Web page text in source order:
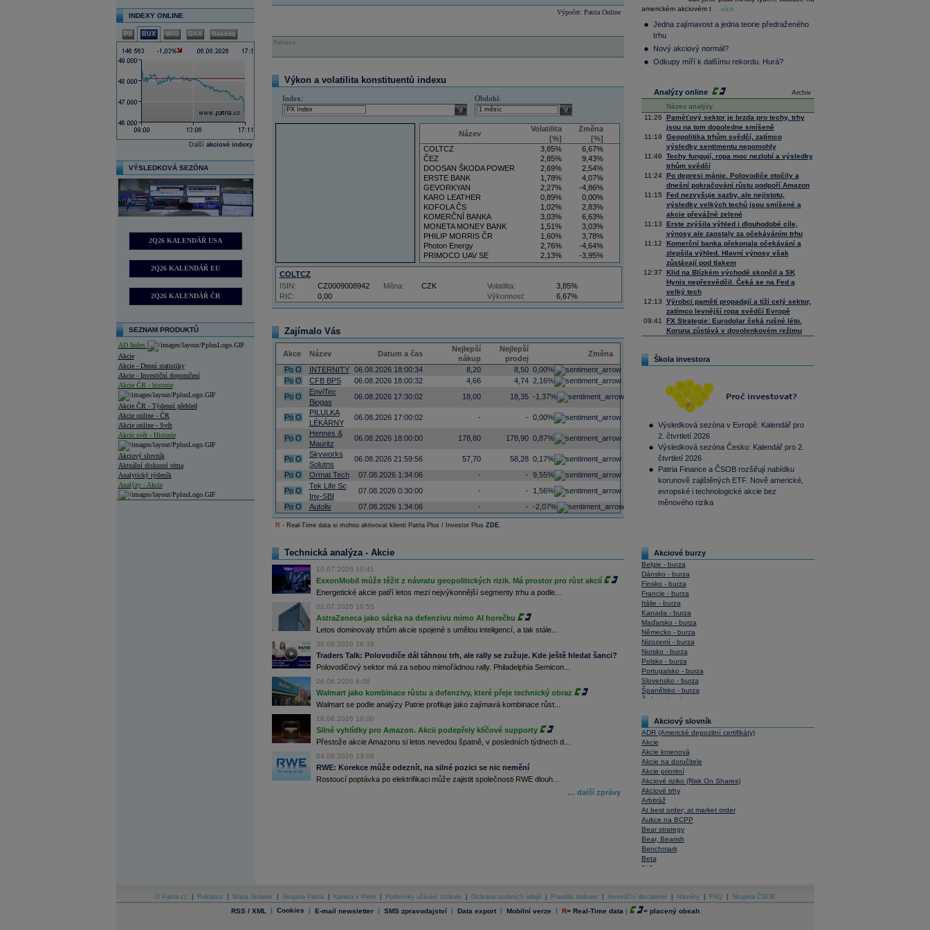
INDEXY ONLINE
PX BUX WIG DAX Nasdaq
Další akciové indexy
VÝSLEDKOVÁ SEZÓNA
2Q26 KALENDÁŘ USA
2Q26 KALENDÁŘ EU
2Q26 KALENDÁŘ ČR
SEZNAM PRODUKTŮ
AD Index
Akcie
Akcie - Denní statistiky
Akcie - Investiční doporučení
Akcie ČR - historie
Akcie ČR - Týdenní přehled
Akcie online - ČR
Akcie online - Svět
Akcie svět - Historie
Akciový slovník
Aktuální diskusní téma
Analytický týdeník
Analýzy - Akcie
Databanka - Ceny
Výpočet: Patria Online
Reklama
Výkon a volatilita konstituentů indexu
Index:
select
Období:
select
Název
Volatilita
[%]
Změna
[%]
COLTCZ
3,85%
6,67%
ČEZ
2,85%
9,43%
DOOSAN ŠKODA POWER
2,69%
2,54%
ERSTE BANK
1,78%
4,07%
GEVORKYAN
2,27%
-4,86%
KARO LEATHER
0,89%
0,00%
KOFOLA ČS
1,02%
2,83%
KOMERČNÍ BANKA
3,03%
6,63%
MONETA MONEY BANK
1,51%
3,03%
PHILIP MORRIS ČR
1,60%
3,78%
Photon Energy
2,76%
-4,64%
PRIMOCO UAV SE
2,13%
-3,95%
VIG
3,50%
5,88%
COLTCZ
RIC: 0,00
ISIN: CZ0009008942 Měna: CZK Volatilita:
3,85%
Výkonnost:
6,67%
Zajímalo Vás
Akce Název Datum a čas
Nejlepší
nákup
Nejlepší
prodej
Změna
Po O INTERNITY 06.08.2026 18:00:34 8,20 8,50 0,00%
Po O CFB BPS 06.08.2026 18:00:32 4,66 4,74 2,16%
Po O
EnviTec
Biogas
06.08.2026 17:30:02 18,00 18,35 -1,37%
Po O
PILULKA
LÉKÁRNY
06.08.2026 17:00:02 - - 0,00%
Po O
Hennes &
Mauritz
06.08.2026 18:00:00 178,80 178,90 0,87%
Po O
Skyworks
Solutns
06.08.2026 21:59:56 57,70 58,28 0,17%
Po O Ormat Tech 07.08.2026 1:34:06 - - 9,55%
Po O
Tek Life Sc
Inv-SBI
07.08.2026 0:30:00 - -
1,56%
Po O Autoliv 07.08.2026 1:34:06 - - -2,07%
R - Real-Time data si mohou aktivovat klienti Patria Plus / Investor Plus ZDE.
Technická analýza - Akcie
10.07.2026 10:41
ExxonMobil může těžit z návratu geopolitických rizik. Má prostor pro růst akcií
Energetické akcie patří letos mezi nejvýkonnější segmenty trhu a podle...
02.07.2026 10:55
AstraZeneca jako sázka na defenzivu mimo AI horečku
Letos dominovaly trhům akcie spojené s umělou inteligencí, a tak stále...
30.06.2026 16:39
Traders Talk: Polovodiče dál táhnou trh, ale rally se zužuje. Kde ještě hledat šanci?
Polovodičový sektor má za sebou mimořádnou rally. Philadelphia Semicon...
26.06.2026 6:06
Walmart jako kombinace růstu a defenzivy, které přeje technický obraz
Walmart se podle analýzy Patrie profiluje jako zajímavá kombinace růst...
18.06.2026 10:00
Silné vyhlídky pro Amazon. Akcii podepřely klíčové supporty
Přestože akcie Amazonu si letos nevedou špatně, v posledních týdnech d...
04.06.2026 13:06
RWE: Korekce může odeznít, na silné pozici se nic nemění
Rostoucí poptávka po elektrifikaci může zajistit společnosti RWE dlouh...
… další zprávy
Composite
36 128,57 -0,05
Tecdax
Performance
index
4 000,99
americkém akciovém t
...více
Jedna zajímavost a jedna teorie předraženého
trhu
Nový akciový normál?
Odkupy míří k dalšímu rekordu. Hurá?
Archiv
Analýzy online
Název analýzy
11:26
Paměťový sektor je brzda pro techy, trhy
jsou na tom dopoledne smíšeně
11:19
Geopolitika trhům svědčí, zatímco
výsledky sentimentu nepomohly
11:46
Techy fungují, ropa moc nezlobí a výsledky
trhům svědčí
11:24
Po depresi mánie. Polovodiče otočily a
dnešní pokračování růstu podpoří Amazon
11:15
Fed nezvyšuje sazby, ale nejistotu,
výsledky velkých techů jsou smíšené a
akcie převážně zelené
11:13
Erste zvýšila výhled i dlouhodobé cíle,
výnosy ale zaostaly za očekáváním trhu
11:12
Komerční banka překonala očekávání a
zlepšila výhled. Hlavní výnosy však
zůstávají pod tlakem
12:37
Klid na Blízkém východě skončil a SK
Hynix nepřesvědčil. Čeká se na Fed a
velký tech
12:13
Výrobci pamětí propadají a tíží celý sektor,
zatímco levnější ropa svědčí Evropě
09:41
FX Strategie: Eurodolar čeká rušné léto.
Koruna zůstává v dovolenkovém režimu
Škola investora
Výsledková sezóna v Evropě: Kalendář pro
2. čtvrtletí 2026
Výsledková sezóna Česko: Kalendář pro 2.
čtvrtletí 2026
Patria Finance a ČSOB rozšiřují nabídku
korunově zajištěných ETF. Nově americké,
evropské i technologické akcie bez
měnového rizika
Akciové burzy
Belgie - burza
Dánsko - burza
Finsko - burza
Francie - burza
Itálie - burza
Kanada - burza
Maďarsko - burza
Německo - burza
Nizozemí - burza
Norsko - burza
Polsko - burza
Portugalsko - burza
Slovensko - burza
Španělsko - burza
Švýcarsko - burza
Akciový slovník
ADR (Americké depozitní certifikáty)
Akcie
Akcie kmenová
Akcie na doručitele
Akcie prioritní
Akciové riziko (Risk On Shares)
Akciové trhy
Arbitráž
At best order; at market order
Aukce na BCPP
Bear strategy
Bear, Bearish
Benchmark
Beta
BIC
Bonita
Book To Bill Ratio
Book Value
O Patria.cz Reklama Mapa Stránek Skupina Patria Kariéra v Patrii Podmínky užívání stránek Ochrana osobních údajů Pravidla diskuse Investiční disclaimer Náměty FAQ Skupina ČSOB
RSS / XML | Cookies | E-mail newsletter | SMS zpravodajství | Data export | Mobilní verze | R= Real-Time data | = placený obsah